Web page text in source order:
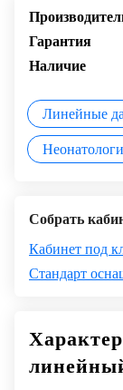
Гарантия
Наличие
Линейные
Собрать
Кабинет под
Стандарт